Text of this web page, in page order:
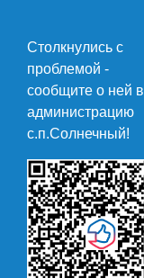
Столкнулись с
проблемой -
сообщите о ней в
администрацию
c.п.Солнечный!